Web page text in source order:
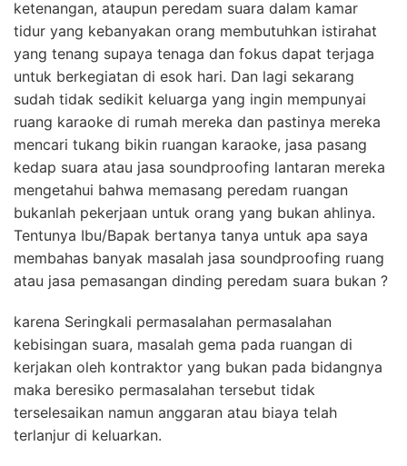
ketenangan, ataupun peredam suara dalam kamar
tidur yang kebanyakan orang membutuhkan istirahat
yang tenang supaya tenaga dan fokus dapat terjaga
untuk berkegiatan di esok hari. Dan lagi sekarang
sudah tidak sedikit keluarga yang ingin mempunyai
ruang karaoke di rumah mereka dan pastinya mereka
mencari tukang bikin ruangan karaoke, jasa pasang
kedap suara atau jasa soundproofing lantaran mereka
mengetahui bahwa memasang peredam ruangan
bukanlah pekerjaan untuk orang yang bukan ahlinya.
Tentunya Ibu/Bapak bertanya tanya untuk apa saya
membahas banyak masalah jasa soundproofing ruang
atau jasa pemasangan dinding peredam suara bukan ?
karena Seringkali permasalahan permasalahan
kebisingan suara, masalah gema pada ruangan di
kerjakan oleh kontraktor yang bukan pada bidangnya
maka beresiko permasalahan tersebut tidak
terselesaikan namun anggaran atau biaya telah
terlanjur di keluarkan.